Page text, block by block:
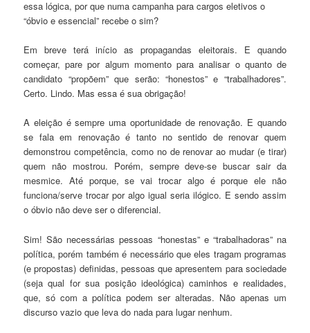
essa lógica, por que numa campanha para cargos eletivos o
“óbvio e essencial” recebe o sim?
Em breve terá início as propagandas eleitorais. E quando
começar, pare por algum momento para analisar o quanto de
candidato “propõem” que serão: “honestos” e “trabalhadores”.
Certo. Lindo. Mas essa é sua obrigação!
A eleição é sempre uma oportunidade de renovação. E quando
se fala em renovação é tanto no sentido de renovar quem
demonstrou competência, como no de renovar ao mudar (e tirar)
quem não mostrou. Porém, sempre deve-se buscar sair da
mesmice. Até porque, se vai trocar algo é porque ele não
funciona/serve trocar por algo igual seria ilógico. E sendo assim
o óbvio não deve ser o diferencial.
Sim! São necessárias pessoas “honestas” e “trabalhadoras” na
política, porém também é necessário que eles tragam programas
(e propostas) definidas, pessoas que apresentem para sociedade
(seja qual for sua posição ideológica) caminhos e realidades,
que, só com a política podem ser alteradas. Não apenas um
discurso vazio que leva do nada para lugar nenhum.